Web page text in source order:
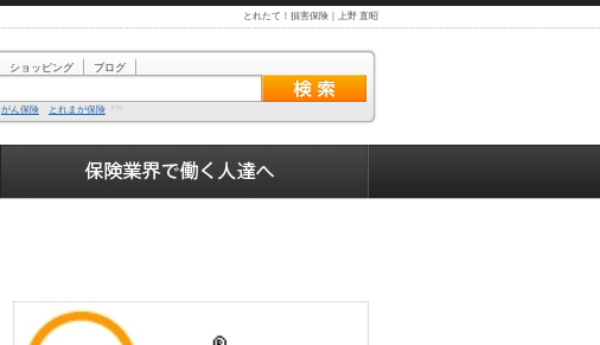
とれたて！損害保険｜上野 直昭
ショッピング ブログ
がん保険 とれまが保険